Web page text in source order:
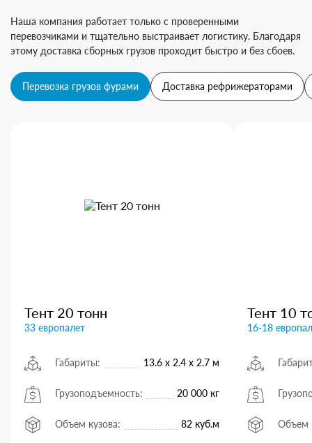
Наша компания работает только с проверенными
перевозчиками и тщательно выстраивает логистику. Благодаря
этому доставка сборных грузов проходит быстро и без сбоев.
Перевозка грузов фурами Доставка рефрижераторами
Тент 20 тонн
33 европалет
Габариты: 13.6 х 2.4 х 2.7 м
Грузоподъемность: 20 000 кг
Объем кузова: 82 куб.м
Тент 10
16-18
Объем